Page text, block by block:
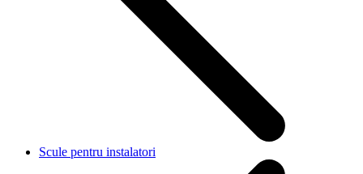
Scule pentru instalatori